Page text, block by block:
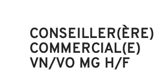
CONSEILLER(ÈRE)
COMMERCIAL(E)
VN/VO MG H/F